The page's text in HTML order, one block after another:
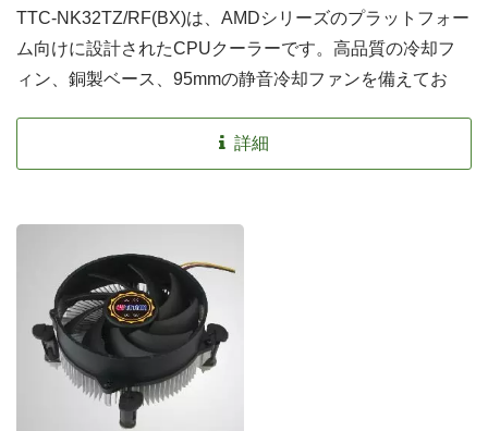
TTC-NK32TZ/RF(BX)は、AMDシリーズのプラットフォー
ム向けに設計されたCPUクーラーです。高品質の冷却フ
ィン、銅製ベース、95mmの静音冷却ファンを備えてお
できます。コンピュータのCPUクーラーとしては経済的
な選択肢です。
詳細